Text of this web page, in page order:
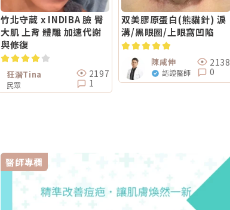
竹北守葳 x INDIBA 臉 臀
大肌 上背 體雕 加速代謝
與修復
狂潛Tina
民眾
2197
1
双美膠原蛋白(熊貓針) 淚
溝/黑眼圈/上眼窩凹陷
陳咸伸
認證醫師
2138
0
醫師專欄